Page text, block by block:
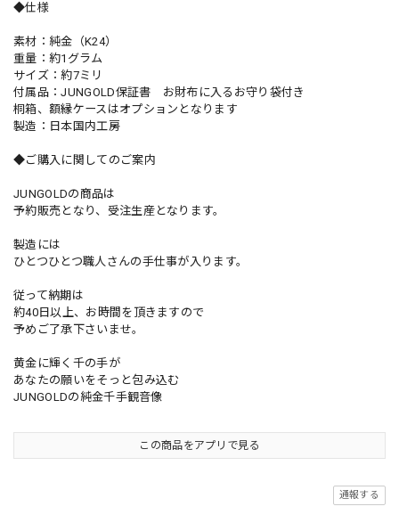
◆仕様
素材：純金（K24）
重量：約1グラム
サイズ：約7ミリ
付属品：JUNGOLD保証書 お財布に入るお守り袋付き
桐箱、額縁ケースはオプションとなります
製造：日本国内工房
◆ご購入に関してのご案内
JUNGOLDの商品は
予約販売となり、受注生産となります。
製造には
ひとつひとつ職人さんの手仕事が入ります。
従って納期は
約40日以上、お時間を頂きますので
予めご了承下さいませ。
黄金に輝く千の手が
あなたの願いをそっと包み込む
JUNGOLDの純金千手観音像
この商品をアプリで見る
通報する